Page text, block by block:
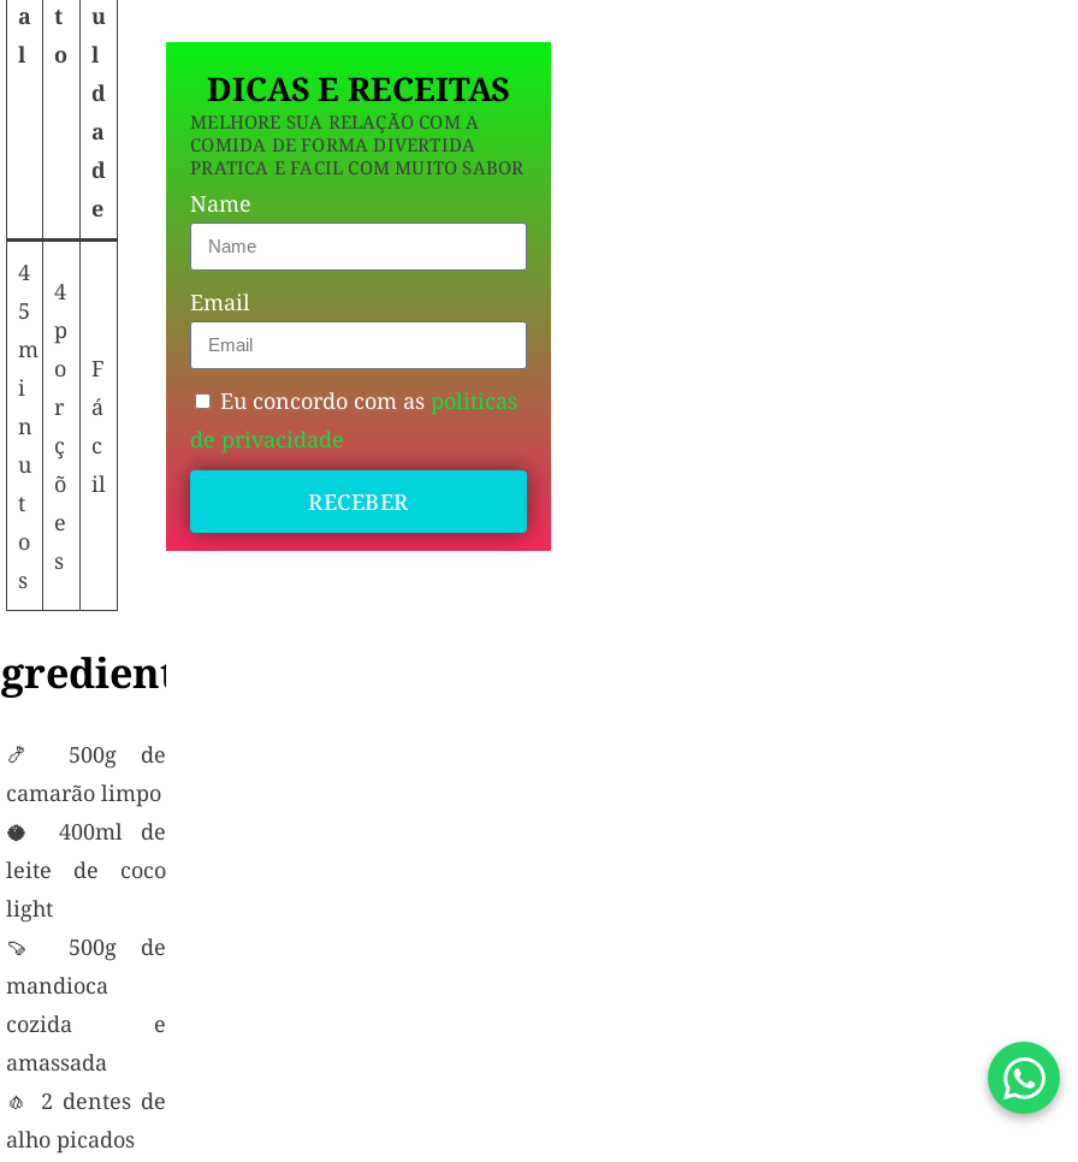
a
l
t
o
u
l
d
a
d
e
4
5
m
i
n
u
t
o
s
4
p
o
r
ç
õ
e
s
F
á
c
il
🍤 500g de
camarão limpo
🥥 400ml de
leite de coco
light
🍠 500g de
mandioca
cozida e
amassada
🧄 2 dentes de
alho picados
DICAS E RECEITAS
MELHORE SUA RELAÇÃO COM A
COMIDA DE FORMA DIVERTIDA
PRATICA E FACIL COM MUITO SABOR
Name
Email
Eu concordo com aspoliticas
de privacidade
RECEBER